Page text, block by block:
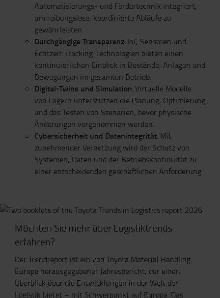
Automatisierungs- und Fördertechnik integriert,
um reibungslose, koordinierte Abläufe zu
gewährleisten.
Durchgängige Transparenz: IoT, Sensoren und
Echtzeit-Tracking-Technologien bieten einen
kontinuierlichen Einblick in Bestände, Anlagen und
Bewegungen im gesamten Betrieb.
Digital-Twins und Simulation: Virtuelle Modelle
von Lagern unterstützen die Planung, Optimierung
und das Testen von Szenarien, bevor physische
Änderungen vorgenommen werden.
Cybersicherheit und Datenintegrität: Mit
zunehmender Vernetzung wird der Schutz von
Systemen, Daten und der Betriebskontinuität zu
einer entscheidenden geschäftlichen Anforderung.
Möchten Sie mehr über Logistiktrends
erfahren?
Der Trendreport ist ein von Toyota Material Handling
Europe herausgegebener Jahresbericht, der einen
Überblick über die Entwicklungen in der Welt der
Logistik bietet – mit Schwerpunkt auf Europa. Das